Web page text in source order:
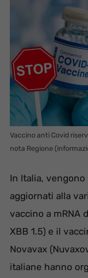
Vaccino anti Covid
nota Regione
In Italia,
aggiornati alla
vaccino a mRNA
XBB 1.5) e il
Novavax
italiane hanno